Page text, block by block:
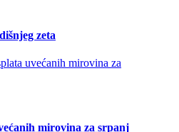
zeta
mirovina za srpanj